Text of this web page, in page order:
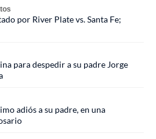
por River Plate vs. Santa Fe;
para despedir a su padre Jorge
adiós a su padre, en una